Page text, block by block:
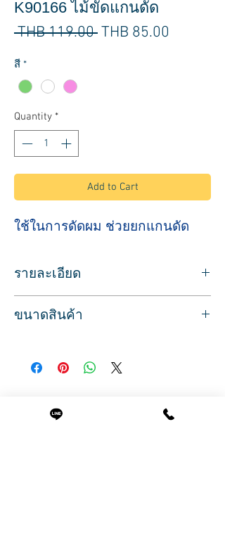
K90166 ไม้ขัดแกนดัด
THB 119.00 Regular
THB 85.00
สี *
Quantity *
Add to Cart
ใช้ในการดัดผม ช่วยยกแกนดัด
รายละเอียด
ช่วยลดรอยหนังยางทีใช้รัดแกนดัดผม
มีให้เลือก 3 สี สีเขียว ขาว และ ชมพู
ขนาดสินค้า
ยาว 8.8 ซม.
Related Products